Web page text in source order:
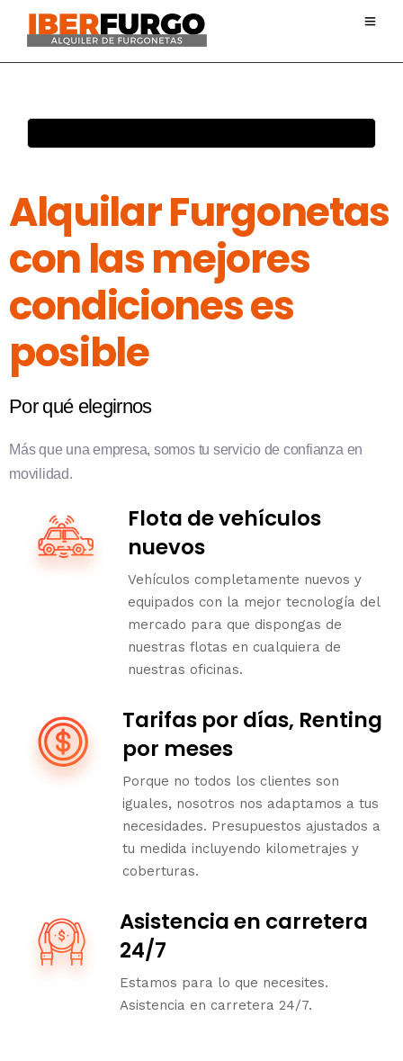
Alquilar Furgonetas
con las mejores
condiciones es
posible
Por qué elegirnos
Más que una empresa, somos tu servicio de confianza en
movilidad.
Flota de vehículos
nuevos
Vehículos completamente nuevos y
equipados con la mejor tecnología del
mercado para que dispongas de
nuestras flotas en cualquiera de
nuestras oficinas.
Tarifas por días, Renting
por meses
Porque no todos los clientes son
iguales, nosotros nos adaptamos a tus
necesidades. Presupuestos ajustados a
tu medida incluyendo kilometrajes y
coberturas.
Asistencia en carretera
24/7
Estamos para lo que necesites.
Asistencia en carretera 24/7.